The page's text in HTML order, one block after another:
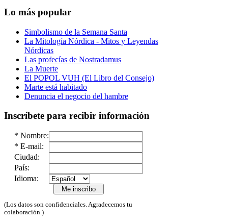
Lo más popular
Simbolismo de la Semana Santa
La Mitología Nórdica - Mitos y Leyendas
Nórdicas
Las profecías de Nostradamus
La Muerte
El POPOL VUH (El Libro del Consejo)
Marte está habitado
Denuncia el negocio del hambre
Inscríbete para recibir información
* Nombre:
* E-mail:
Ciudad:
País:
Idioma:
(Los datos son confidenciales. Agradecemos tu
colaboración.)